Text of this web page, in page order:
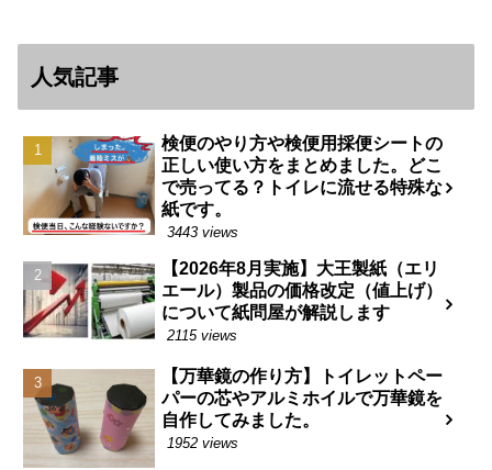
人気記事
検便のやり方や検便用採便シートの
正しい使い方をまとめました。どこ
で売ってる？トイレに流せる特殊な
紙です。
3443 views
【2026年8月実施】大王製紙（エリ
エール）製品の価格改定（値上げ）
について紙問屋が解説します
2115 views
【万華鏡の作り方】トイレットペー
パーの芯やアルミホイルで万華鏡を
自作してみました。
1952 views